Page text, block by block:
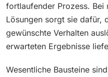
fortlaufender Prozess. Bei
Lösungen sorgt sie dafür,
gewünschte Verhalten
erwarteten Ergebnisse
Wesentliche Bausteine